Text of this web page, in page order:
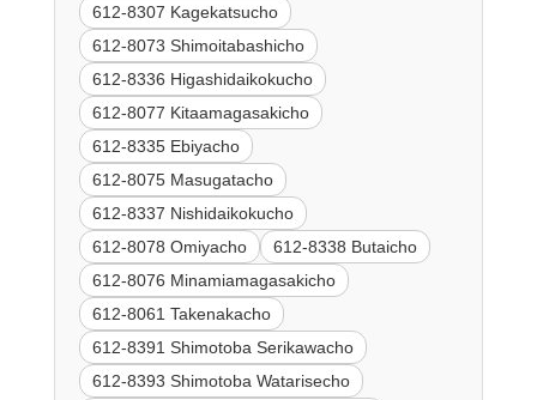
612-8307 Kagekatsucho
612-8073 Shimoitabashicho
612-8336 Higashidaikokucho
612-8077 Kitaamagasakicho
612-8335 Ebiyacho
612-8075 Masugatacho
612-8337 Nishidaikokucho
612-8078 Omiyacho
612-8338 Butaicho
612-8076 Minamiamagasakicho
612-8061 Takenakacho
612-8391 Shimotoba Serikawacho
612-8393 Shimotoba Watarisecho